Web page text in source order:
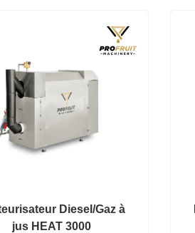
Diesel/Gaz à
jus HEAT 3000